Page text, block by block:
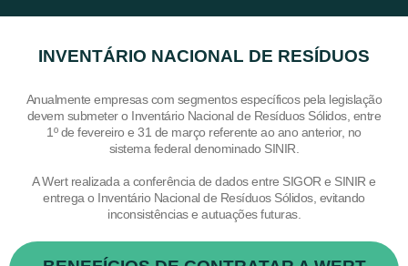
INVENTÁRIO NACIONAL DE RESÍDUOS
Anualmente empresas com segmentos específicos pela legislação
devem submeter o Inventário Nacional de Resíduos Sólidos, entre
1º de fevereiro e 31 de março referente ao ano anterior, no
sistema federal denominado SINIR.
A Wert realizada a conferência de dados entre SIGOR e SINIR e
entrega o Inventário Nacional de Resíduos Sólidos, evitando
inconsistências e autuações futuras.